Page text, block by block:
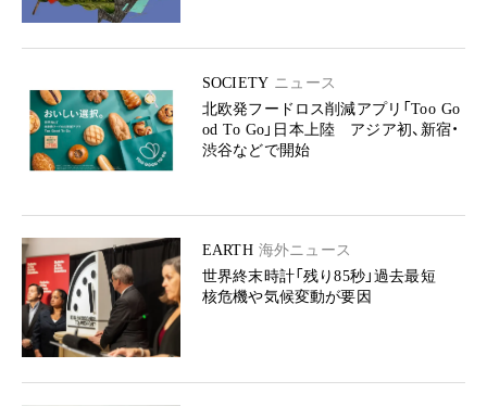
SOCIETY ニュース
北欧発フードロス削減アプリ「Too Go
od To Go」日本上陸 アジア初、新宿・
渋谷などで開始
EARTH 海外ニュース
世界終末時計「残り85秒」過去最短
核危機や気候変動が要因